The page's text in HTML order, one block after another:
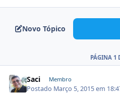
Novo Tópico
PÁGINA 1
Saci Membro
Postado Março 5, 2015 em